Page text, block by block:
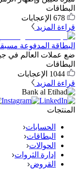
البطاقات
678 الإعجابات
قراءة المزيد
البطاقة المدفوعة
ضع عملات العالم في
البطاقات
1044 الإعجابات
قراءة المزيد
المنتجات
الحسابات
البطاقات
الحوالات
إدارة الثروات
القروض